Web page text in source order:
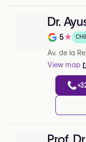
Dr.
Note de 5
5★
Av. de la
View map